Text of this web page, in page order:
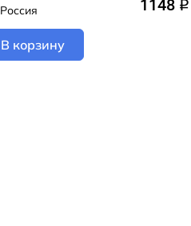
Россия 1148 q
В корзину